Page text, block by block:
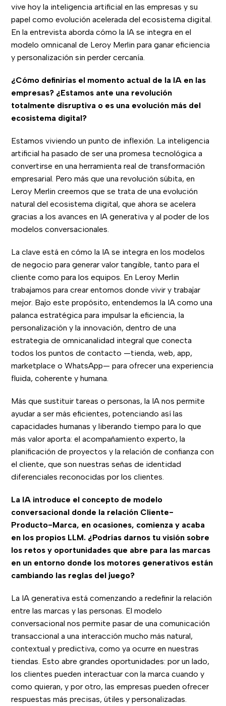
vive hoy la inteligencia artificial en las empresas y su
papel como evolución acelerada del ecosistema digital.
En la entrevista aborda cómo la IA se integra en el
modelo omnicanal de Leroy Merlin para ganar eficiencia
y personalización sin perder cercanía.
¿Cómo definirías el momento actual de la IA en las
empresas? ¿Estamos ante una revolución
totalmente disruptiva o es una evolución más del
ecosistema digital?
Estamos viviendo un punto de inflexión. La inteligencia
artificial ha pasado de ser una promesa tecnológica a
convertirse en una herramienta real de transformación
empresarial. Pero más que una revolución súbita, en
Leroy Merlin creemos que se trata de una evolución
natural del ecosistema digital, que ahora se acelera
gracias a los avances en IA generativa y al poder de los
modelos conversacionales.
La clave está en cómo la IA se integra en los modelos
de negocio para generar valor tangible, tanto para el
cliente como para los equipos. En Leroy Merlin
trabajamos para crear entornos donde vivir y trabajar
mejor. Bajo este propósito, entendemos la IA como una
palanca estratégica para impulsar la eficiencia, la
personalización y la innovación, dentro de una
estrategia de omnicanalidad integral que conecta
todos los puntos de contacto —tienda, web, app,
marketplace o WhatsApp— para ofrecer una experiencia
fluida, coherente y humana.
Más que sustituir tareas o personas, la IA nos permite
ayudar a ser más eficientes, potenciando así las
capacidades humanas y liberando tiempo para lo que
más valor aporta: el acompañamiento experto, la
planificación de proyectos y la relación de confianza con
el cliente, que son nuestras señas de identidad
diferenciales reconocidas por los clientes.
La IA introduce el concepto de modelo
conversacional donde la relación Cliente-
Producto-Marca, en ocasiones, comienza y acaba
en los propios LLM. ¿Podrías darnos tu visión sobre
los retos y oportunidades que abre para las marcas
en un entorno donde los motores generativos están
cambiando las reglas del juego?
La IA generativa está comenzando a redefinir la relación
entre las marcas y las personas. El modelo
conversacional nos permite pasar de una comunicación
transaccional a una interacción mucho más natural,
contextual y predictiva, como ya ocurre en nuestras
tiendas. Esto abre grandes oportunidades: por un lado,
los clientes pueden interactuar con la marca cuando y
como quieran, y por otro, las empresas pueden ofrecer
respuestas más precisas, útiles y personalizadas.